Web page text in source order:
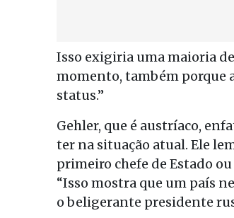
Isso exigiria uma maioria
momento, também porque
status.”
Gehler, que é austríaco,
ter na situação atual. Ele
primeiro chefe de Estado
“Isso mostra que um país
o beligerante presidente